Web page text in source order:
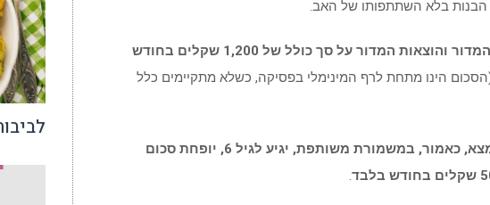
בלא השתתפותו של האב.
סכום המזונות, המדור והוצאות המדור על סך כולל של 1,200 שקלים בחודש
הינו מתחת לרף המינימלי בפסיקה, כשלא מתקיימים כלל
כי כאשר הבן הקטן, הנמצא, כאמור, במשמורת משותפת, יגיע לגיל 6, יופחת סכום
.